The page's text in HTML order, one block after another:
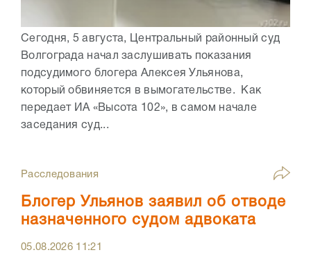
Сегодня, 5 августа, Центральный районный суд
Волгограда начал заслушивать показания
подсудимого блогера Алексея Ульянова,
который обвиняется в вымогательстве. Как
передает ИА «Высота 102», в самом начале
заседания суд...
Расследования
Блогер Ульянов заявил об отводе
назначенного судом адвоката
05.08.2026 11:21